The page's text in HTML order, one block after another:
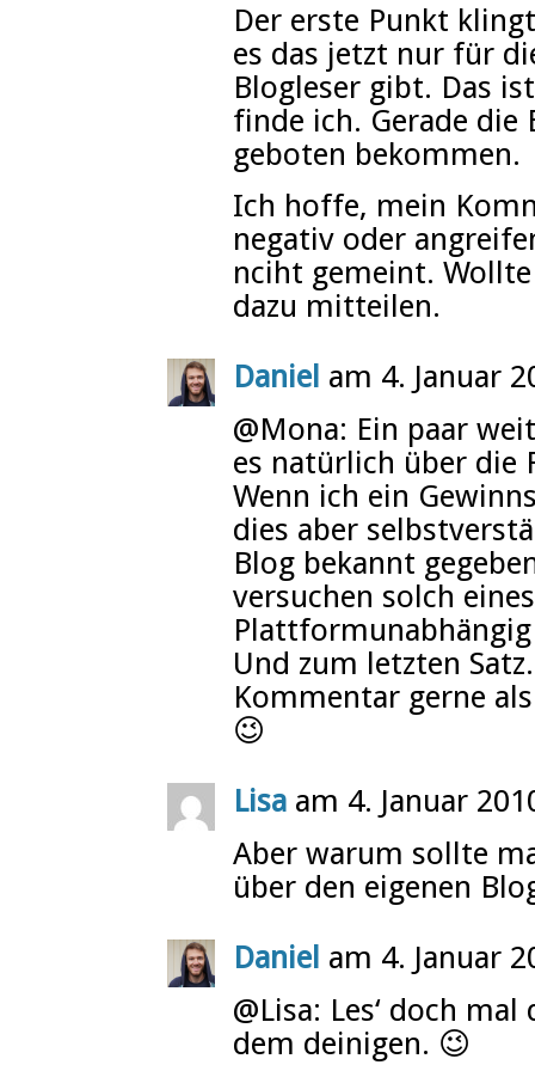
Der erste Punkt
es das jetzt nur für
Blogleser gibt. Das
finde ich. Gerade die
geboten bekommen.
Ich hoffe, mein
negativ oder
nciht gemeint.
dazu mitteilen.
Daniel am 4. Januar
@Mona: Ein paar
es natürlich über die
Wenn ich ein
dies aber
Blog bekannt
versuchen solch
Und zum letzten
Kommentar gerne
😉
Lisa am 4. Januar
Aber warum sollte
über den eigenen
Daniel am 4. Januar
@Lisa: Les‘ doch
dem deinigen. 😉